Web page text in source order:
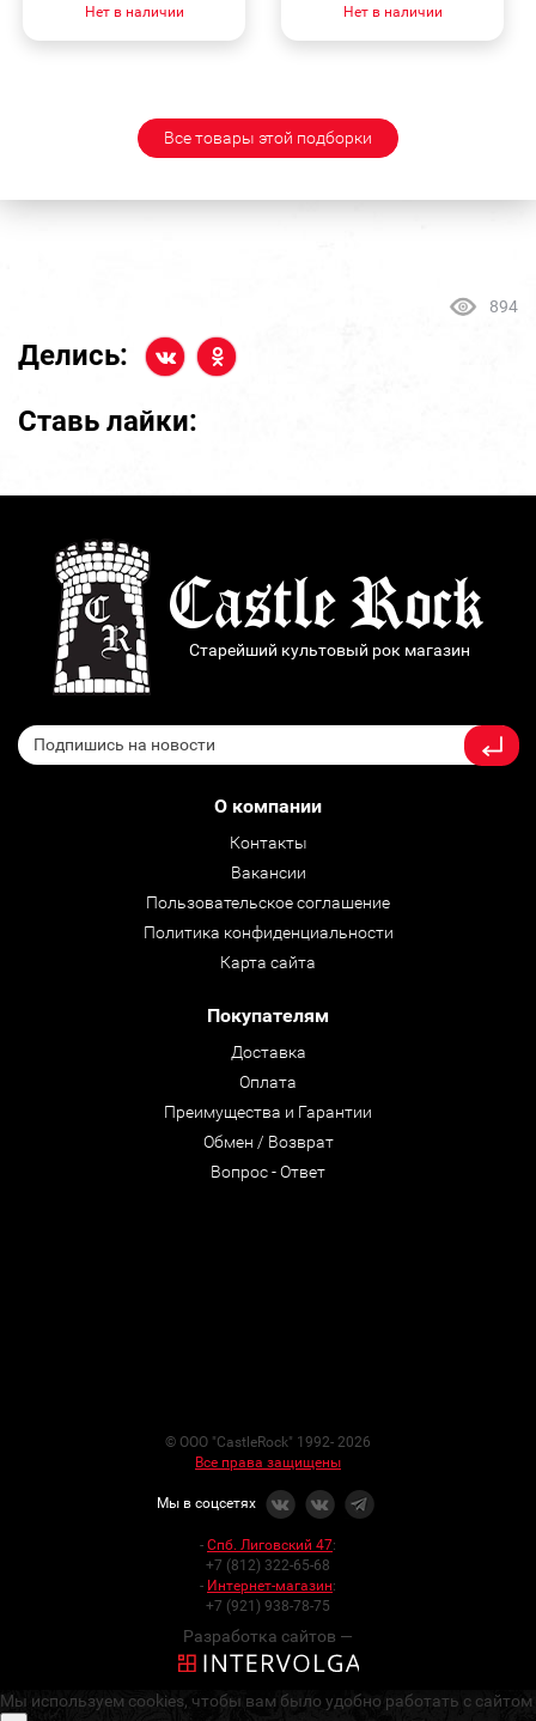
Нет в наличии Нет в наличии
Все товары этой подборки
894
Делись:
Ставь лайки:
Старейший культовый рок магазин
О компании
Контакты
Вакансии
Пользовательское соглашение
Политика конфиденциальности
Карта сайта
Покупателям
Доставка
Оплата
Преимущества и Гарантии
Обмен / Возврат
Вопрос - Ответ
© ООО "CastleRock" 1992- 2026
Все права защищены
Мы в соцсетях
- Спб. Лиговский 47:
+7 (812) 322-65-68
- Интернет-магазин:
+7 (921) 938-78-75
Разработка сайтов —
Мы используем cookies, чтобы вам было удобно работать с сайтом